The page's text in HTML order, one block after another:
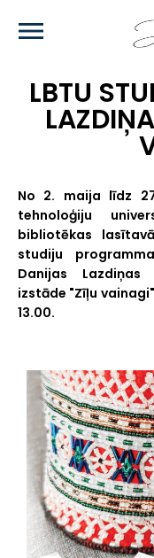
main
LBTU
No 2. maija līdz
tehnoloģiju
bibliotēkas
studiju
Danijas
izstāde "Zīļu
13.00.